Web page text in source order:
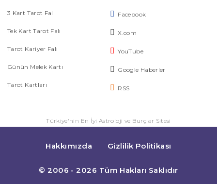
3 Kart Tarot Falı
Tek Kart Tarot Falı
Tarot Kariyer Falı
Günün Melek Kartı
Tarot Kartları
Facebook
X.com
YouTube
Google Haberler
RSS
Türkiye'nin En İyi Astroloji ve Burçlar Sitesi
Hakkımızda Gizlilik Politikası
© 2006 - 2026 Tüm Hakları Saklıdır